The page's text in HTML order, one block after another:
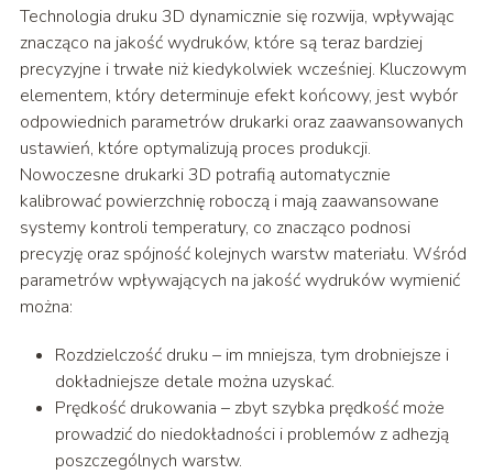
Technologia druku 3D dynamicznie się rozwija, wpływając
znacząco na jakość wydruków, które są teraz bardziej
precyzyjne i trwałe niż kiedykolwiek wcześniej. Kluczowym
elementem, który determinuje efekt końcowy, jest wybór
odpowiednich parametrów drukarki oraz zaawansowanych
ustawień, które optymalizują proces produkcji.
Nowoczesne drukarki 3D potrafią automatycznie
kalibrować powierzchnię roboczą i mają zaawansowane
systemy kontroli temperatury, co znacząco podnosi
precyzję oraz spójność kolejnych warstw materiału. Wśród
parametrów wpływających na jakość wydruków wymienić
można:
Rozdzielczość druku – im mniejsza, tym drobniejsze i
dokładniejsze detale można uzyskać.
Prędkość drukowania – zbyt szybka prędkość może
prowadzić do niedokładności i problemów z adhezją
poszczególnych warstw.